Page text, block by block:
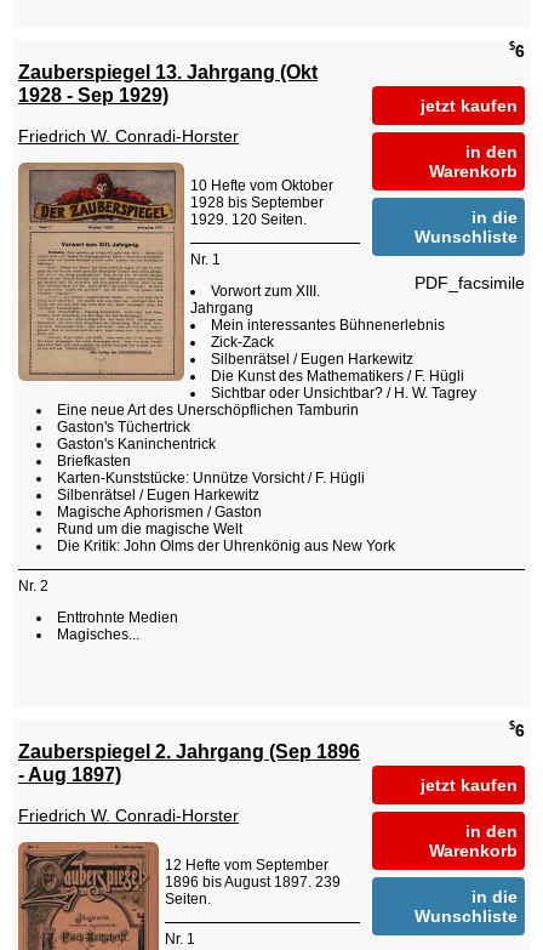
$6
jetzt kaufen
in den
Warenkorb
in die
Wunschliste
PDF_facsimile
Zauberspiegel 13. Jahrgang (Okt
1928 - Sep 1929)
Friedrich W. Conradi-Horster
10 Hefte vom Oktober
1928 bis September
1929. 120 Seiten.
Nr. 1
Vorwort zum XIII.
Jahrgang
Mein interessantes Bühnenerlebnis
Zick-Zack
Silbenrätsel / Eugen Harkewitz
Die Kunst des Mathematikers / F. Hügli
Sichtbar oder Unsichtbar? / H. W. Tagrey
Eine neue Art des Unerschöpflichen Tamburin
Gaston's Tüchertrick
Gaston's Kaninchentrick
Briefkasten
Karten-Kunststücke: Unnütze Vorsicht / F. Hügli
Silbenrätsel / Eugen Harkewitz
Magische Aphorismen / Gaston
Rund um die magische Welt
Die Kritik: John Olms der Uhrenkönig aus New York
Nr. 2
Enttrohnte Medien
Magisches...
$6
jetzt kaufen
in den
Warenkorb
in die
Wunschliste
Zauberspiegel 2. Jahrgang (Sep 1896
- Aug 1897)
Friedrich W. Conradi-Horster
12 Hefte vom September
1896 bis August 1897. 239
Seiten.
Nr. 1